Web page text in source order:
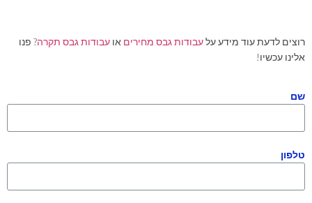
רוצים לדעת עוד מידע עלעבודות גבס מחירים או עבודות גבס תקרה? פנו
אלינו עכשיו!
שם
טלפון